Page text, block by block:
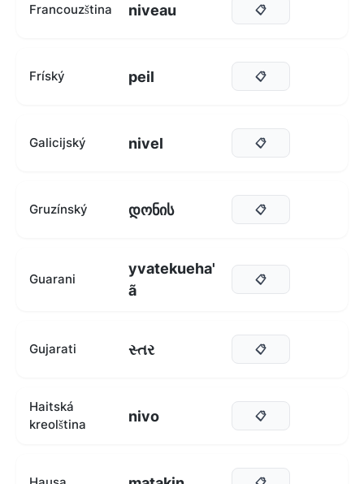
Francouzština niveau 📋
Fríský peil 📋
Galicijský nivel 📋
Gruzínský დონის 📋
Guarani
yvatekueha'
ã
📋
Gujarati સ્તર 📋
Haitská
kreolština
nivo 📋